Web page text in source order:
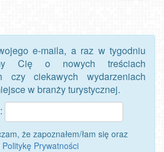
e-maila, a raz w tygodniu
Cię o nowych treściach
czy ciekawych wydarzeniach
w branży turystycznej.
że zapoznałem/łam się oraz
Politykę Prywatności